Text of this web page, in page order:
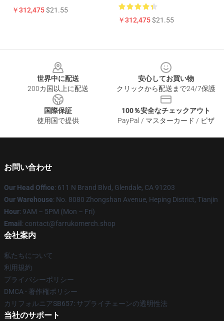
￥312,475$21.55
￥312,475$21.55
世界中に配送
200カ国以上に配送
安心してお買い物
クリックから配送まで24/7保護
国際保証
使用国で提供
100％安全なチェックアウト
PayPal / マスターカード / ビザ
お問い合わせ
Our Head Office: 611 N Brand Blvd, Glendale, CA 91203
Our Warehouse: No. 8080 Zhongshan Avenue, Heping District, Tianjin
Hour: 9AM – 5PM (Mon – Fri)
Email : contact@farrukomerch.shop
会社案内
私たちについて
利用規約
プライバシーポリシー
DMCA - 著作権ポリシー
カリフォルニアSB657: サプライチェーンの透明性法
当社のサポート